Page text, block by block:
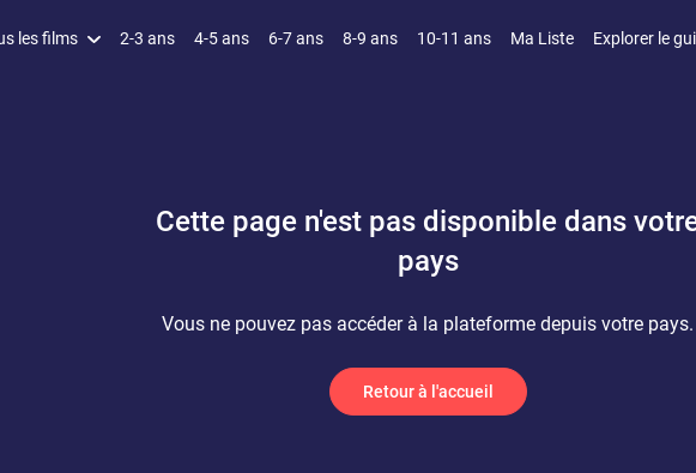
les films 2-3 ans 4-5 ans 6-7 ans 8-9 ans 10-11 ans Ma Liste Explorer le
Cette page n'est pas disponible dans
pays
Vous ne pouvez pas accéder à la plateforme depuis votre pays.
Retour à l'accueil